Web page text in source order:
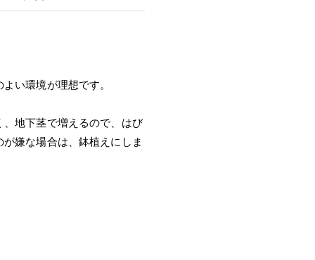
い環境が理想です。
地下茎で増えるので、はび
嫌な場合は、鉢植えにしま